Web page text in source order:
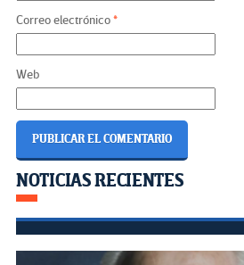
Correo electrónico*
Web
Navegación
de
entradas
NOTICIAS RECIENTES
¿Cómo mantener segura tu
información en el mundo
moderno?